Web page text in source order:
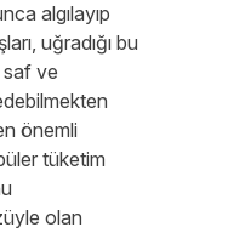
algılayıp
uğradığı bu
saf ve
önemli
tüketim
olan